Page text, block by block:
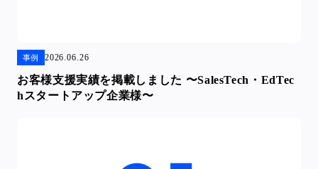
事例 2026.06.26
お客様支援実績を掲載しました 〜SalesTech・EdTec
hスタートアップ企業様〜